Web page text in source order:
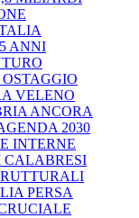
ANNI
VELENO
ANCORA
2030
INTERNE
CALABRESI
PERSA